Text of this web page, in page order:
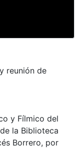
reunión de
y Fílmico del
la Biblioteca
Borrero, por